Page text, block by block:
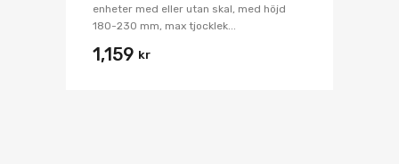
enheter med eller utan skal, med höjd
180-230 mm, max tjocklek...
1,159 kr